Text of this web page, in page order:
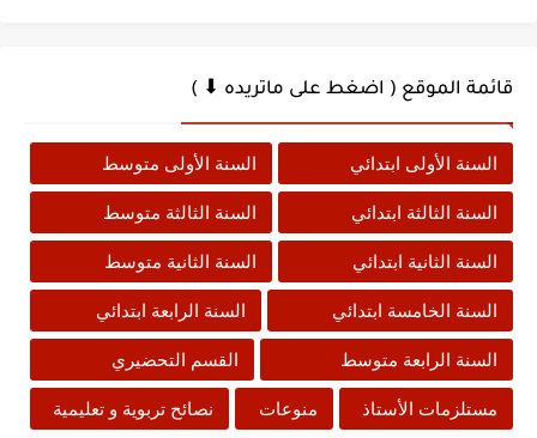
قائمة الموقع ( اضغط على ماتريده ⬇ )
السنة الأولى ابتدائي السنة الأولى متوسط
السنة الثالثة ابتدائي السنة الثالثة متوسط
السنة الثانية ابتدائي السنة الثانية متوسط
السنة الخامسة ابتدائي السنة الرابعة ابتدائي
السنة الرابعة متوسط القسم التحضيري
مستلزمات الأستاذ منوعات نصائح تربوية و تعليمية